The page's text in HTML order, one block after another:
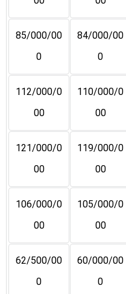
84/000/00
0
85/000/00
0
110/000/0
00
112/000/0
00
119/000/0
00
121/000/0
00
105/000/0
00
106/000/0
00
60/000/00
0
62/500/00
0